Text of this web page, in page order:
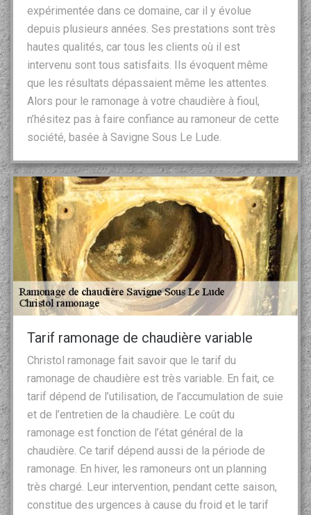
expérimentée dans ce domaine, car il y évolue
depuis plusieurs années. Ses prestations sont très
hautes qualités, car tous les clients où il est
intervenu sont tous satisfaits. Ils évoquent même
que les résultats dépassaient même les attentes.
Alors pour le ramonage à votre chaudière à fioul,
n’hésitez pas à faire confiance au ramoneur de cette
société, basée à Savigne Sous Le Lude.
Tarif ramonage de chaudière variable
Christol ramonage fait savoir que le tarif du
ramonage de chaudière est très variable. En fait, ce
tarif dépend de l’utilisation, de l’accumulation de suie
et de l’entretien de la chaudière. Le coût du
ramonage est fonction de l’état général de la
chaudière. Ce tarif dépend aussi de la période de
ramonage. En hiver, les ramoneurs ont un planning
très chargé. Leur intervention, pendant cette saison,
constitue des urgences à cause du froid et le tarif